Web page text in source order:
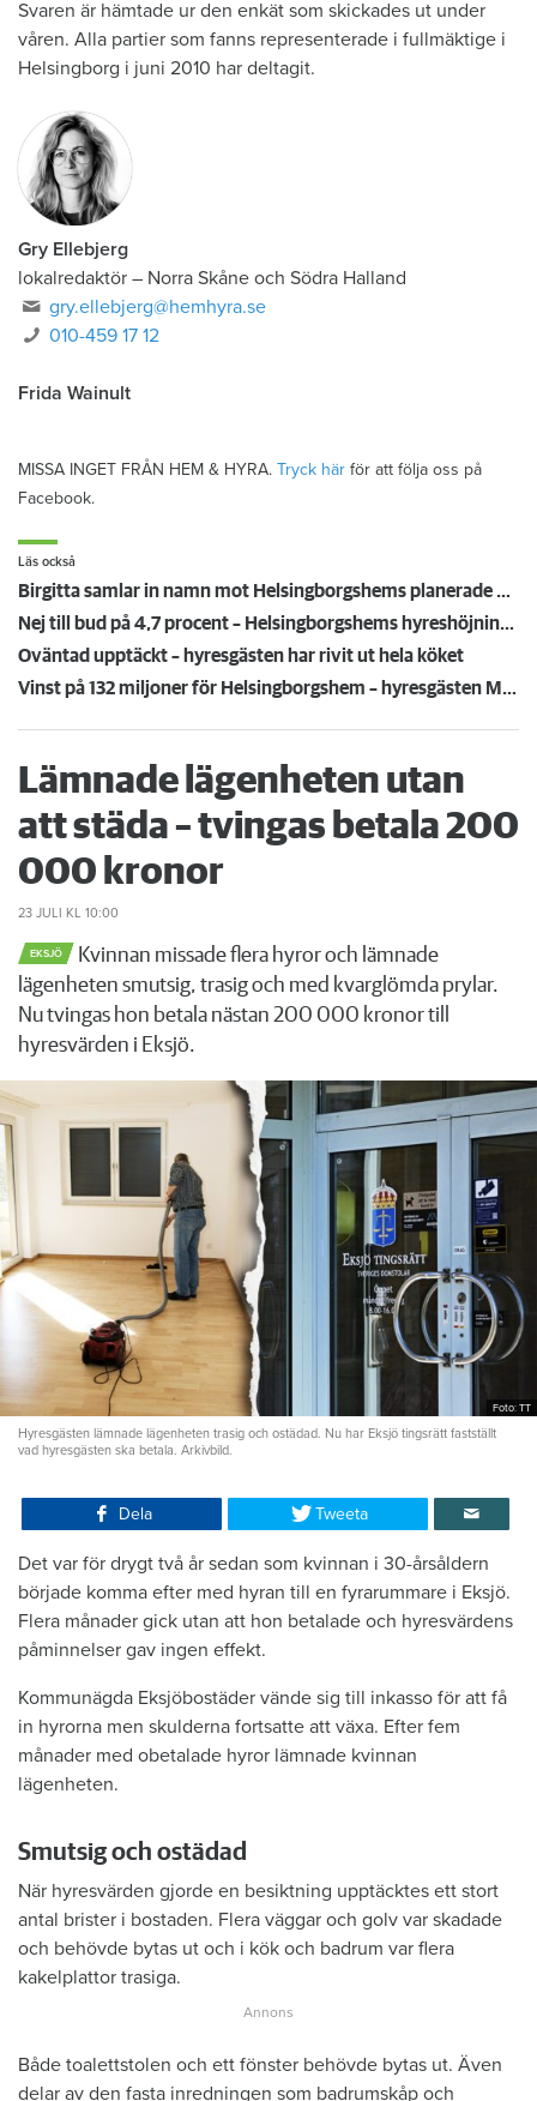
Svaren är hämtade ur den enkät som skickades ut under
våren. Alla partier som fanns representerade i fullmäktige i
Helsingborg i juni 2010 har deltagit.
Gry Ellebjerg
lokalredaktör – Norra Skåne och Södra Halland
gry.ellebjerg@hemhyra.se
010-459 17 12
Frida Wainult
MISSA INGET FRÅN HEM & HYRA. Tryck här för att följa oss på
Facebook.
Läs också
Birgitta samlar in namn mot Helsingborgshems planerade hyreshöjning på 4,7 procent
Nej till bud på 4,7 procent – Helsingborgshems hyreshöjning kan komma i efterhand
Oväntad upptäckt – hyresgästen har rivit ut hela köket
Vinst på 132 miljoner för Helsingborgshem – hyresgästen Marianne önskar återhållsamhet
Lämnade lägenheten utan
att städa – tvingas betala 200
000 kronor
23 JULI KL 10:00
EKSJÖ
Kvinnan missade flera hyror och lämnade
lägenheten smutsig, trasig och med kvarglömda prylar.
Nu tvingas hon betala nästan 200 000 kronor till
hyresvärden i Eksjö.
Foto: TT
Hyresgästen lämnade lägenheten trasig och ostädad. Nu har Eksjö tingsrätt fastställt
vad hyresgästen ska betala. Arkivbild.
Dela Tweeta
Det var för drygt två år sedan som kvinnan i 30-årsåldern
började komma efter med hyran till en fyrarummare i Eksjö.
Flera månader gick utan att hon betalade och hyresvärdens
påminnelser gav ingen effekt.
Kommunägda Eksjöbostäder vände sig till inkasso för att få
in hyrorna men skulderna fortsatte att växa. Efter fem
månader med obetalade hyror lämnade kvinnan
lägenheten.
Smutsig och ostädad
När hyresvärden gjorde en besiktning upptäcktes ett stort
antal brister i bostaden. Flera väggar och golv var skadade
och behövde bytas ut och i kök och badrum var flera
kakelplattor trasiga.
Både toalettstolen och ett fönster behövde bytas ut. Även
delar av den fasta inredningen som badrumskåp och